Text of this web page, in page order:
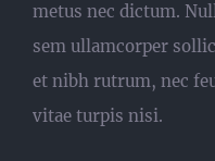
metus nec dictum.
sem ullamcorper
et nibh rutrum, nec
vitae turpis nisi.